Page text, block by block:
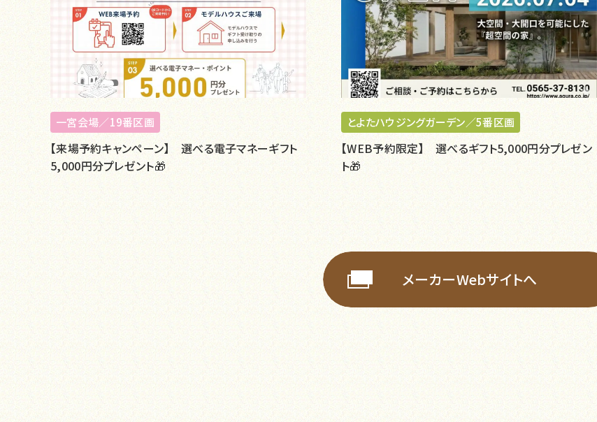
一宮会場／19番区画
【来場予約キャンペーン】 選べる電子マネーギフト
5,000円分プレゼント🎁
とよたハウジングガーデン／5番区画
【WEB予約限定】 選べるギフト5,000円分プレゼン
ト🎁
メーカーWebサイトへ